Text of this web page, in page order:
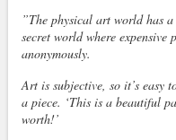
”The physical art world has
secret world where expensive
anonymously.
Art is subjective, so it’s easy
a piece. ‘This is a beautiful
worth!’